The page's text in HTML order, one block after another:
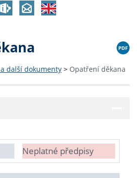
další dokumenty > Opatření děkana
Neplatné předpisy